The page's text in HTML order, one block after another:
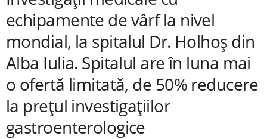
echipamente de vârf la nivel
mondial, la spitalul Dr. Holhoș din
Alba Iulia. Spitalul are în luna mai
o ofertă limitată, de 50% reducere
la prețul investigațiilor
gastroenterologice